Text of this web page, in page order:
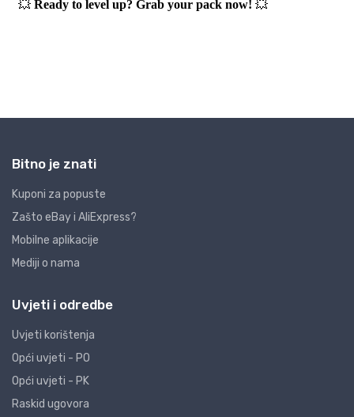
Bitno je znati
Kuponi za popuste
Zašto eBay i AliExpress?
Mobilne aplikacije
Mediji o nama
Uvjeti i odredbe
Uvjeti korištenja
Opći uvjeti - PO
Opći uvjeti - PK
Raskid ugovora